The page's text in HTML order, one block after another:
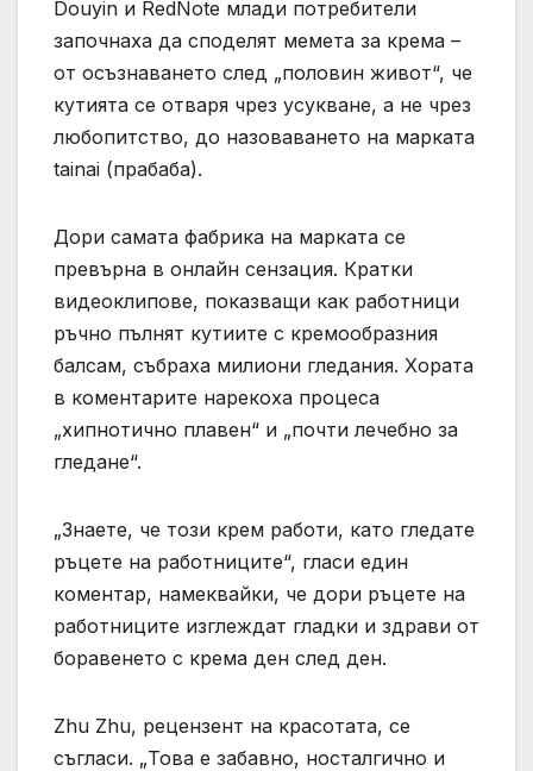
Douyin и RedNote млади потребители
започнаха да споделят мемета за крема –
от осъзнаването след „половин живот“, че
кутията се отваря чрез усукване, а не чрез
любопитство, до назоваването на марката
tainai (прабаба).
Дори самата фабрика на марката се
превърна в онлайн сензация. Кратки
видеоклипове, показващи как работници
ръчно пълнят кутиите с кремообразния
балсам, събраха милиони гледания. Хората
в коментарите нарекоха процеса
„хипнотично плавен“ и „почти лечебно за
гледане“.
„Знаете, че този крем работи, като гледате
ръцете на работниците“, гласи един
коментар, намеквайки, че дори ръцете на
работниците изглеждат гладки и здрави от
боравенето с крема ден след ден.
Zhu Zhu, рецензент на красотата, се
съгласи. „Това е забавно, носталгично и